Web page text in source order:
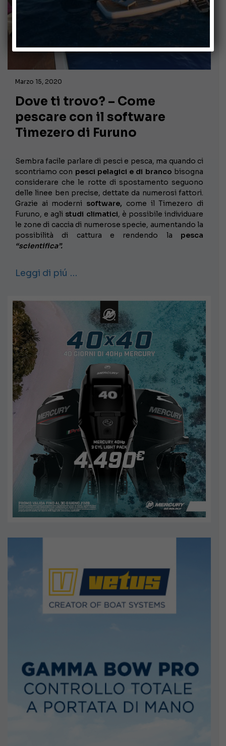
Marzo 15, 2020
Dove ti trovo? – Come
pescare con il software
Timezero di Furuno
Sembra facile parlare di pesci e pesca, ma quando ci
scontriamo con pesci pelagici e di branco bisogna
considerare che le rotte di spostamento seguono
delle linee ben precise, dettate da numerosi fattori.
Grazie ai moderni software, come il Timezero di
Furuno, e agli studi climatici, è possibile individuare
le zone di caccia di numerose specie, aumentando la
possibilità di cattura e rendendo la pesca
“scientifica”.
Leggi di piú …